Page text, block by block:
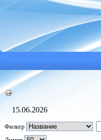
15.06.2026
Фильтр